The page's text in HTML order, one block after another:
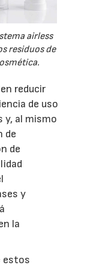
airless
residuos de
reducir
de uso
y, al mismo
de
de
y
la
estos